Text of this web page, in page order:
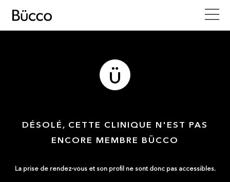
DÉSOLÉ, CETTE CLINIQUE N'EST PAS
ENCORE MEMBRE BÜCCO
La prise de rendez-vous et son profil ne sont donc pas accessibles.